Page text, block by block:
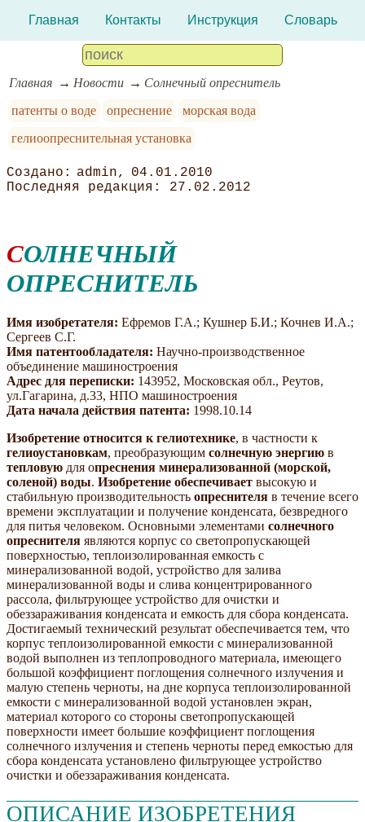
Главная Контакты Инструкция Словарь
Главная Новости
Солнечный опреснитель
патенты о воде
опреснение
морская вода
гелиоопреснительная установка
admin
04.01.2010
27.02.2012
СОЛНЕЧНЫЙ
ОПРЕСНИТЕЛЬ
Имя изобретателя: Ефремов Г.А.; Кушнер Б.И.; Кочнев И.А.;
Сергеев С.Г.
Имя патентообладателя: Научно-производственное
объединение машиностроения
Адрес для переписки: 143952, Московская обл., Реутов,
ул.Гагарина, д.33, НПО машиностроения
Дата начала действия патента: 1998.10.14
Изобретение относится к гелиотехнике, в частности к
гелиоустановкам, преобразующим солнечную энергию в
тепловую для опреснения минерализованной (морской,
соленой) воды. Изобретение обеспечивает высокую и
стабильную производительность опреснителя в течение всего
времени эксплуатации и получение конденсата, безвредного
для питья человеком. Основными элементами солнечного
опреснителя являются корпус со светопропускающей
поверхностью, теплоизолированная емкость с
минерализованной водой, устройство для залива
минерализованной воды и слива концентрированного
рассола, фильтрующее устройство для очистки и
обеззараживания конденсата и емкость для сбора конденсата.
Достигаемый технический результат обеспечивается тем, что
корпус теплоизолированной емкости с минерализованной
водой выполнен из теплопроводного материала, имеющего
большой коэффициент поглощения солнечного излучения и
малую степень черноты, на дне корпуса теплоизолированной
емкости с минерализованной водой установлен экран,
материал которого со стороны светопропускающей
поверхности имеет большие коэффициент поглощения
солнечного излучения и степень черноты перед емкостью для
сбора конденсата установлено фильтрующее устройство
очистки и обеззараживания конденсата.
ОПИСАНИЕ ИЗОБРЕТЕНИЯ